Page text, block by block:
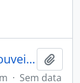
Aline de Almeida Barreto de Gouveia e Iedda de Almeida Barreto de Gouveia na praia
· Sem data